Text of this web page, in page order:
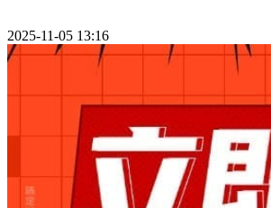
2025-11-05 13:16